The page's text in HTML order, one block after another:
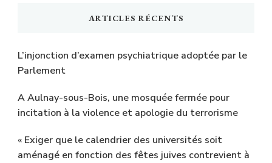
ARTICLES RÉCENTS
L’injonction d’examen psychiatrique adoptée par le
Parlement
A Aulnay-sous-Bois, une mosquée fermée pour
incitation à la violence et apologie du terrorisme
« Exiger que le calendrier des universités soit
aménagé en fonction des fêtes juives contrevient à